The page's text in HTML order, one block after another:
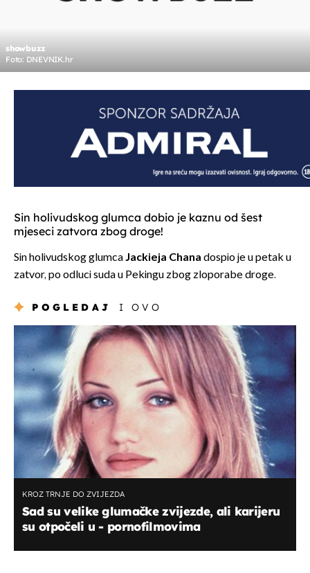
showbuzz
Foto: DNEVNIK.hr
Sin holivudskog glumca dobio je kaznu od šest
mjeseci zatvora zbog droge!
Sin holivudskog glumcaJackieja Chana dospio je u petak u
zatvor, po odluci suda u Pekingu zbog zloporabe droge.
POGLEDAJ I OVO
KROZ TRNJE DO ZVIJEZDA
Sad su velike glumačke zvijezde, ali karijeru
su otpočeli u - pornofilmovima